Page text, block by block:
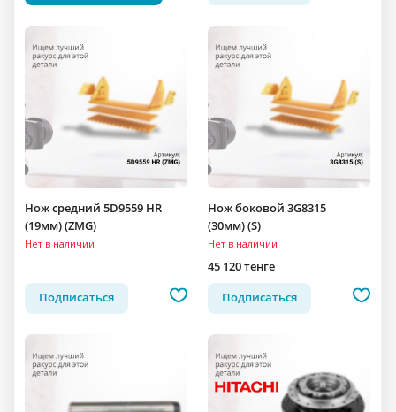
Нож средний 5D9559 HR
(19мм) (ZMG)
Нет в наличии
Подписаться
Нож боковой 3G8315
(30мм) (S)
Нет в наличии
45 120 тенге
Подписаться